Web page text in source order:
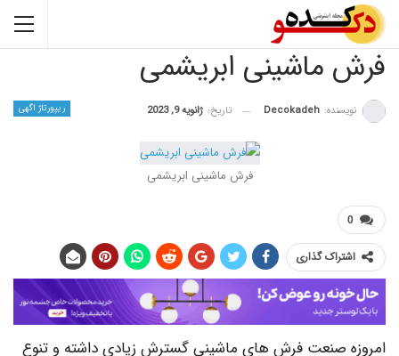
فرش ماشینی ابریشمی
ریپورتاژ اگهی نویسنده: Decokadeh تاریخ: ژانویه 9, 2023
فرش ماشینی ابریشمی
0
اشتراک گذاری
امروزه صنعت فرش های ماشینی گسترش زیادی داشته و تنوع